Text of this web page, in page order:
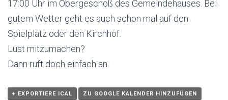
17:00 Uhr im Obergeschoß des Gemeindehauses. Bei
gutem Wetter geht es auch schon mal auf den
Spielplatz oder den Kirchhof.
Lust mitzumachen?
Dann ruft doch einfach an.
+ EXPORTIERE ICAL ZU GOOGLE KALENDER HINZUFÜGEN